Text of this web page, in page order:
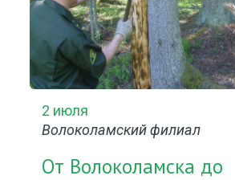
2 июля
Волоколамский филиал
От Волоколамска до